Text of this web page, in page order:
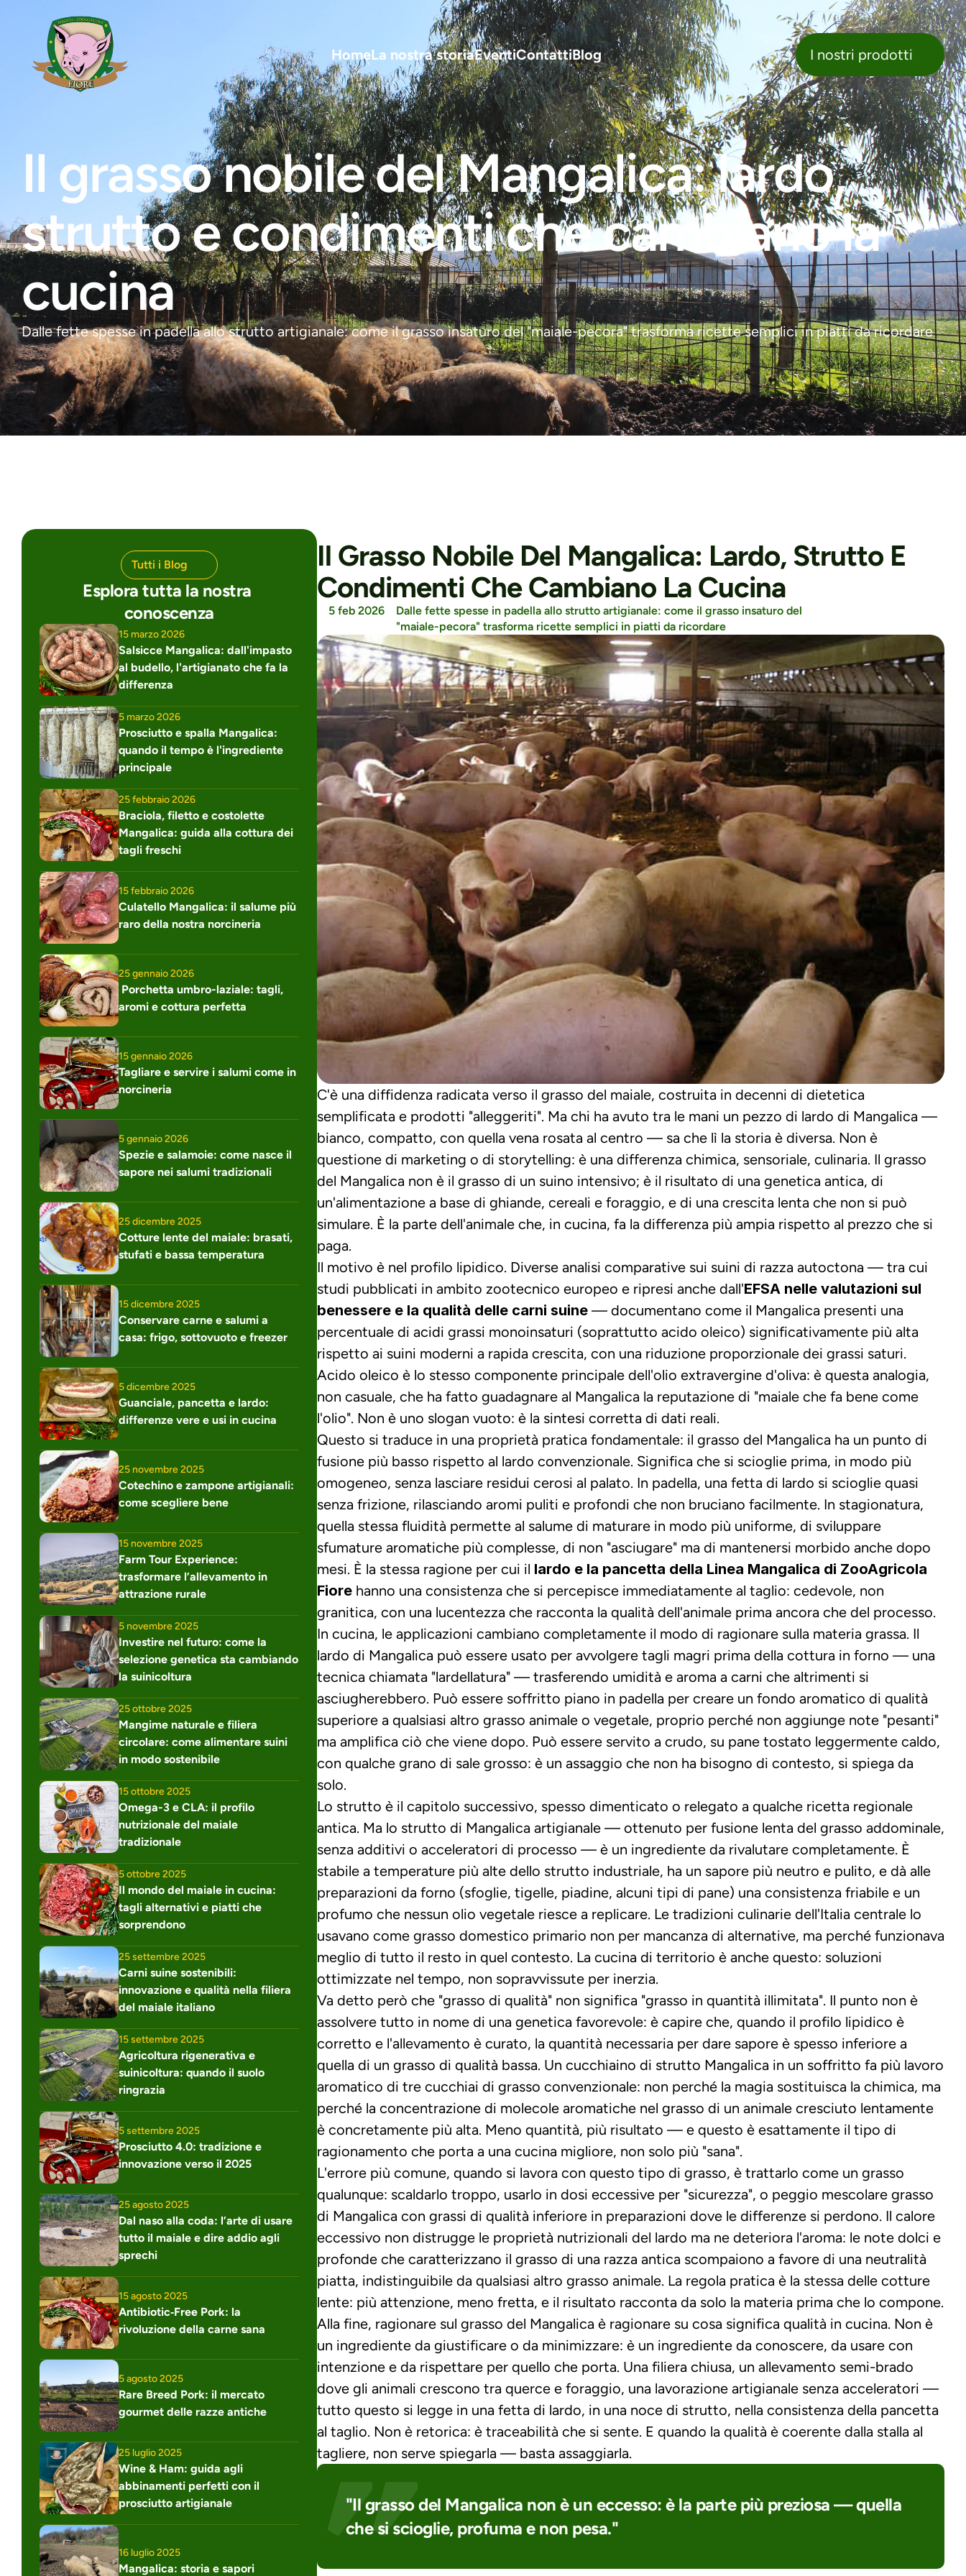
HomeLa nostra storiaEventiContattiBlog I nostri prodotti
I nostri prodotti
Il grasso nobile del Mangalica: lardo,
strutto e condimenti che cambiano la
cucina
Dalle fette spesse in padella allo strutto artigianale: come il grasso insaturo del "maiale-pecora" trasforma ricette semplici in piatti da ricordare
Tutti i Blog
Esplora tutta la nostra
conoscenza
15 marzo 2026
Salsicce Mangalica: dall'impasto
al budello, l'artigianato che fa la
differenza
5 marzo 2026
Prosciutto e spalla Mangalica:
quando il tempo è l'ingrediente
principale
25 febbraio 2026
Braciola, filetto e costolette
Mangalica: guida alla cottura dei
tagli freschi
15 febbraio 2026
Culatello Mangalica: il salume più
raro della nostra norcineria
25 gennaio 2026
aromi e cottura perfetta
15 gennaio 2026
Tagliare e servire i salumi come in
norcineria
5 gennaio 2026
Spezie e salamoie: come nasce il
sapore nei salumi tradizionali
25 dicembre 2025
Cotture lente del maiale: brasati,
stufati e bassa temperatura
15 dicembre 2025
Conservare carne e salumi a
casa: frigo, sottovuoto e freezer
5 dicembre 2025
Guanciale, pancetta e lardo:
differenze vere e usi in cucina
25 novembre 2025
Cotechino e zampone artigianali:
come scegliere bene
15 novembre 2025
Farm Tour Experience:
trasformare l’allevamento in
attrazione rurale
5 novembre 2025
Investire nel futuro: come la
selezione genetica sta cambiando
la suinicoltura
25 ottobre 2025
Mangime naturale e filiera
circolare: come alimentare suini
in modo sostenibile
15 ottobre 2025
Omega-3 e CLA: il profilo
nutrizionale del maiale
tradizionale
5 ottobre 2025
Il mondo del maiale in cucina:
tagli alternativi e piatti che
sorprendono
25 settembre 2025
Carni suine sostenibili:
innovazione e qualità nella filiera
del maiale italiano
15 settembre 2025
Agricoltura rigenerativa e
suinicoltura: quando il suolo
ringrazia
5 settembre 2025
Prosciutto 4.0: tradizione e
innovazione verso il 2025
25 agosto 2025
Dal naso alla coda: l’arte di usare
tutto il maiale e dire addio agli
sprechi
15 agosto 2025
Antibiotic‑Free Pork: la
rivoluzione della carne sana
5 agosto 2025
Rare Breed Pork: il mercato
gourmet delle razze antiche
25 luglio 2025
Wine & Ham: guida agli
abbinamenti perfetti con il
prosciutto artigianale
16 luglio 2025
Mangalica: storia e sapori
Il Grasso Nobile Del Mangalica: Lardo, Strutto E
Condimenti Che Cambiano La Cucina
5 feb 2026
Dalle fette spesse in padella allo strutto artigianale: come il grasso insaturo del
"maiale-pecora" trasforma ricette semplici in piatti da ricordare
C'è una diffidenza radicata verso il grasso del maiale, costruita in decenni di dietetica
semplificata e prodotti "alleggeriti". Ma chi ha avuto tra le mani un pezzo di lardo di Mangalica —
bianco, compatto, con quella vena rosata al centro — sa che lì la storia è diversa. Non è
questione di marketing o di storytelling: è una differenza chimica, sensoriale, culinaria. Il grasso
del Mangalica non è il grasso di un suino intensivo; è il risultato di una genetica antica, di
un'alimentazione a base di ghiande, cereali e foraggio, e di una crescita lenta che non si può
simulare. È la parte dell'animale che, in cucina, fa la differenza più ampia rispetto al prezzo che si
paga.
Il motivo è nel profilo lipidico. Diverse analisi comparative sui suini di razza autoctona — tra cui
studi pubblicati in ambito zootecnico europeo e ripresi anche dall'EFSA nelle valutazioni sul
benessere e la qualità delle carni suine — documentano come il Mangalica presenti una
percentuale di acidi grassi monoinsaturi (soprattutto acido oleico) significativamente più alta
rispetto ai suini moderni a rapida crescita, con una riduzione proporzionale dei grassi saturi.
Acido oleico è lo stesso componente principale dell'olio extravergine d'oliva: è questa analogia,
non casuale, che ha fatto guadagnare al Mangalica la reputazione di "maiale che fa bene come
l'olio". Non è uno slogan vuoto: è la sintesi corretta di dati reali.
Questo si traduce in una proprietà pratica fondamentale: il grasso del Mangalica ha un punto di
fusione più basso rispetto al lardo convenzionale. Significa che si scioglie prima, in modo più
omogeneo, senza lasciare residui cerosi al palato. In padella, una fetta di lardo si scioglie quasi
senza frizione, rilasciando aromi puliti e profondi che non bruciano facilmente. In stagionatura,
quella stessa fluidità permette al salume di maturare in modo più uniforme, di sviluppare
sfumature aromatiche più complesse, di non "asciugare" ma di mantenersi morbido anche dopo
mesi. È la stessa ragione per cui il lardo e la pancetta della Linea Mangalica di ZooAgricola
Fiore hanno una consistenza che si percepisce immediatamente al taglio: cedevole, non
granitica, con una lucentezza che racconta la qualità dell'animale prima ancora che del processo.
In cucina, le applicazioni cambiano completamente il modo di ragionare sulla materia grassa. Il
lardo di Mangalica può essere usato per avvolgere tagli magri prima della cottura in forno — una
tecnica chiamata "lardellatura" — trasferendo umidità e aroma a carni che altrimenti si
asciugherebbero. Può essere soffritto piano in padella per creare un fondo aromatico di qualità
superiore a qualsiasi altro grasso animale o vegetale, proprio perché non aggiunge note "pesanti"
ma amplifica ciò che viene dopo. Può essere servito a crudo, su pane tostato leggermente caldo,
con qualche grano di sale grosso: è un assaggio che non ha bisogno di contesto, si spiega da
solo.
Lo strutto è il capitolo successivo, spesso dimenticato o relegato a qualche ricetta regionale
antica. Ma lo strutto di Mangalica artigianale — ottenuto per fusione lenta del grasso addominale,
senza additivi o acceleratori di processo — è un ingrediente da rivalutare completamente. È
stabile a temperature più alte dello strutto industriale, ha un sapore più neutro e pulito, e dà alle
preparazioni da forno (sfoglie, tigelle, piadine, alcuni tipi di pane) una consistenza friabile e un
profumo che nessun olio vegetale riesce a replicare. Le tradizioni culinarie dell'Italia centrale lo
usavano come grasso domestico primario non per mancanza di alternative, ma perché funzionava
meglio di tutto il resto in quel contesto. La cucina di territorio è anche questo: soluzioni
ottimizzate nel tempo, non sopravvissute per inerzia.
Va detto però che "grasso di qualità" non significa "grasso in quantità illimitata". Il punto non è
assolvere tutto in nome di una genetica favorevole: è capire che, quando il profilo lipidico è
corretto e l'allevamento è curato, la quantità necessaria per dare sapore è spesso inferiore a
quella di un grasso di qualità bassa. Un cucchiaino di strutto Mangalica in un soffritto fa più lavoro
aromatico di tre cucchiai di grasso convenzionale: non perché la magia sostituisca la chimica, ma
perché la concentrazione di molecole aromatiche nel grasso di un animale cresciuto lentamente
è concretamente più alta. Meno quantità, più risultato — e questo è esattamente il tipo di
ragionamento che porta a una cucina migliore, non solo più "sana".
L'errore più comune, quando si lavora con questo tipo di grasso, è trattarlo come un grasso
qualunque: scaldarlo troppo, usarlo in dosi eccessive per "sicurezza", o peggio mescolare grasso
di Mangalica con grassi di qualità inferiore in preparazioni dove le differenze si perdono. Il calore
eccessivo non distrugge le proprietà nutrizionali del lardo ma ne deteriora l'aroma: le note dolci e
profonde che caratterizzano il grasso di una razza antica scompaiono a favore di una neutralità
piatta, indistinguibile da qualsiasi altro grasso animale. La regola pratica è la stessa delle cotture
lente: più attenzione, meno fretta, e il risultato racconta da solo la materia prima che lo compone.
Alla fine, ragionare sul grasso del Mangalica è ragionare su cosa significa qualità in cucina. Non è
un ingrediente da giustificare o da minimizzare: è un ingrediente da conoscere, da usare con
intenzione e da rispettare per quello che porta. Una filiera chiusa, un allevamento semi-brado
dove gli animali crescono tra querce e foraggio, una lavorazione artigianale senza acceleratori —
tutto questo si legge in una fetta di lardo, in una noce di strutto, nella consistenza della pancetta
al taglio. Non è retorica: è traceabilità che si sente. E quando la qualità è coerente dalla stalla al
tagliere, non serve spiegarla — basta assaggiarla.
"Il grasso del Mangalica non è un eccesso: è la parte più preziosa — quella
che si scioglie, profuma e non pesa."